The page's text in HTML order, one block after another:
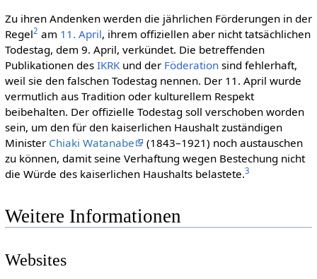
Zu ihren Andenken werden die jährlichen Förderungen in der
Regel2 am 11. April, ihrem offiziellen aber nicht tatsächlichen
Todestag, dem 9. April, verkündet. Die betreffenden
Publikationen des IKRKund der Föderationsind fehlerhaft,
weil sie den falschen Todestag nennen. Der 11. April wurde
vermutlich aus Tradition oder kulturellem Respekt
beibehalten. Der offizielle Todestag soll verschoben worden
sein, um den für den kaiserlichen Haushalt zuständigen
Minister Chiaki Watanabe
(1843–1921) noch austauschen
zu können, damit seine Verhaftung wegen Bestechung nicht
die Würde des kaiserlichen Haushalts belastete.3
Weitere Informationen
Websites